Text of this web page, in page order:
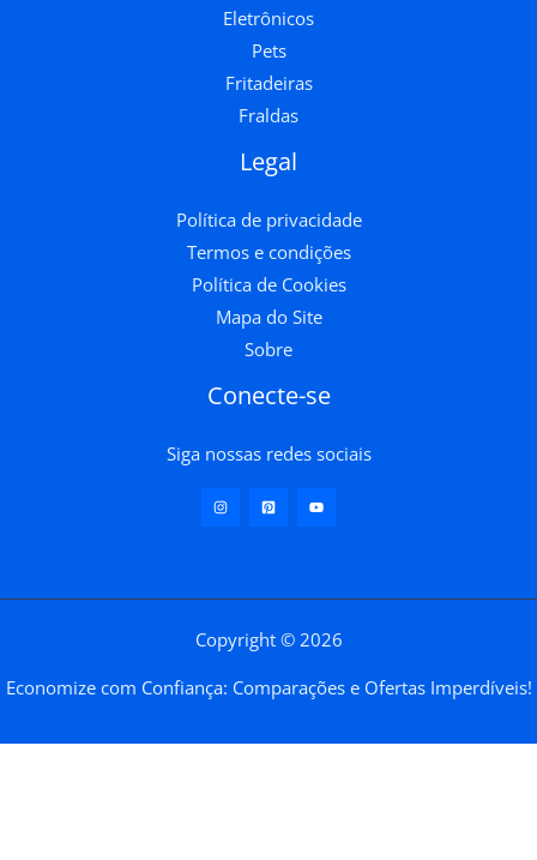
Eletrônicos
Pets
Fritadeiras
Fraldas
Legal
Política de privacidade
Termos e condições
Política de Cookies
Mapa do Site
Sobre
Conecte-se
Siga nossas redes sociais
Copyright © 2026
Economize com Confiança: Comparações e Ofertas Imperdíveis!